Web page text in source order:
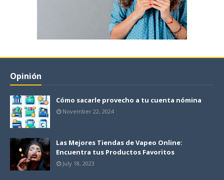
Opinión
Cómo sacarle provecho a tu cuenta nómina
November 22, 2024
Las Mejores Tiendas de Vapeo Online:
Encuentra tus Productos Favoritos
July 18, 2023